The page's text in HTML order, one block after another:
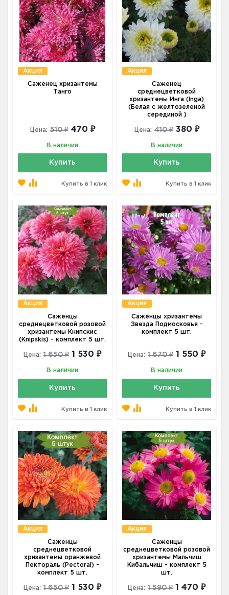
Акция
Саженец хризантемы
Танго
Цена: 510 ₽ 470 ₽
В наличии
Купить
Купить в 1 клик
Акция
Саженец
среднецветковой
хризантемы Инга (Inga)
(Белая с желтозеленой
серединой )
Цена: 410 ₽ 380 ₽
В наличии
Купить
Купить в 1 клик
Акция
Саженцы
среднецветковой розовой
хризантемы Книпскис
(Knipskis) - комплект 5 шт.
Цена: 1 650 ₽ 1 530 ₽
В наличии
Купить
Купить в 1 клик
Акция
Саженцы хризантемы
Звезда Подмосковья -
комплект 5 шт.
Цена: 1 670 ₽ 1 550 ₽
В наличии
Купить
Купить в 1 клик
Акция
Саженцы
среднецветковой
хризантемы оранжевой
Пектораль (Pectoral) -
комплект 5 шт.
Цена: 1 650 ₽ 1 530 ₽
Акция
Саженцы
среднецветковой розовой
хризантемы Мальчиш
Кибальчиш - комплект 5
шт.
Цена: 1 590 ₽ 1 470 ₽